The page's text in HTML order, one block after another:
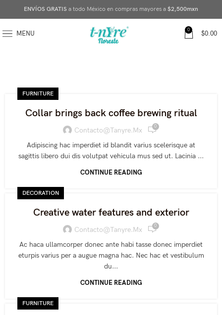
ENVÍOS GRATIS a todo México en compras mayores a $2,500mxn
MENU 0 $0.00
FURNITURE
Collar brings back coffee brewing ritual
Contacto@tanyre.mx 0
Adipiscing hac imperdiet id blandit varius scelerisque at
sagittis libero dui dis volutpat vehicula mus sed ut. Lacinia ...
CONTINUE READING
DECORATION
Creative water features and exterior
Contacto@tanyre.mx 0
Ac haca ullamcorper donec ante habi tasse donec imperdiet
eturpis varius per a augue magna hac. Nec hac et vestibulum
du...
CONTINUE READING
FURNITURE